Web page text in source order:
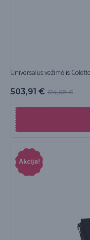
Universalus vežimėlis
614,08€
503,91 €
Akcija!